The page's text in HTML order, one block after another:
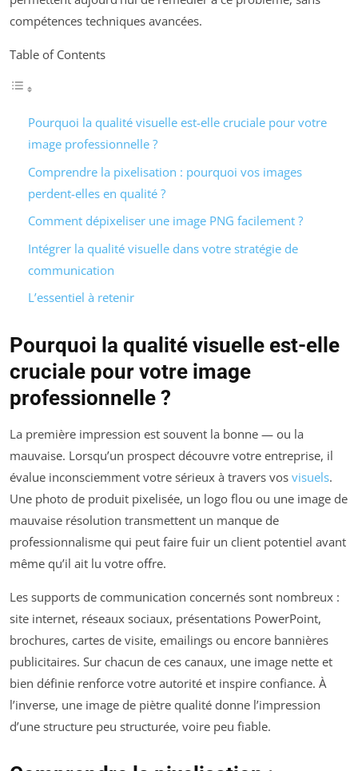
compétences techniques avancées.
Table of Contents
Pourquoi la qualité visuelle est-elle cruciale pour votre
image professionnelle ?
Comprendre la pixelisation : pourquoi vos images
perdent-elles en qualité ?
Comment dépixeliser une image PNG facilement ?
Intégrer la qualité visuelle dans votre stratégie de
communication
L’essentiel à retenir
Pourquoi la qualité visuelle est-elle
cruciale pour votre image
professionnelle ?
La première impression est souvent la bonne — ou la
mauvaise. Lorsqu’un prospect découvre votre entreprise, il
évalue inconsciemment votre sérieux à travers vos visuels.
Une photo de produit pixelisée, un logo flou ou une image de
mauvaise résolution transmettent un manque de
professionnalisme qui peut faire fuir un client potentiel avant
même qu’il ait lu votre offre.
Les supports de communication concernés sont nombreux :
site internet, réseaux sociaux, présentations PowerPoint,
brochures, cartes de visite, emailings ou encore bannières
publicitaires. Sur chacun de ces canaux, une image nette et
bien définie renforce votre autorité et inspire confiance. À
l’inverse, une image de piètre qualité donne l’impression
d’une structure peu structurée, voire peu fiable.